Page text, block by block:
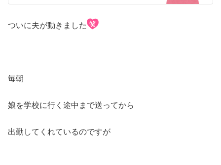
ついに夫が動きました
毎朝
娘を学校に行く途中まで送ってから
出勤してくれているのですが